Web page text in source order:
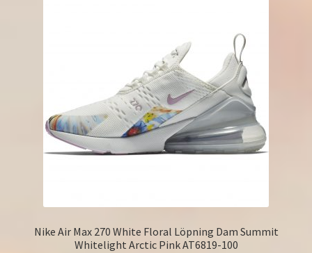
Nike Air Max 270 White Floral Löpning Dam Summit
Whitelight Arctic Pink AT6819-100